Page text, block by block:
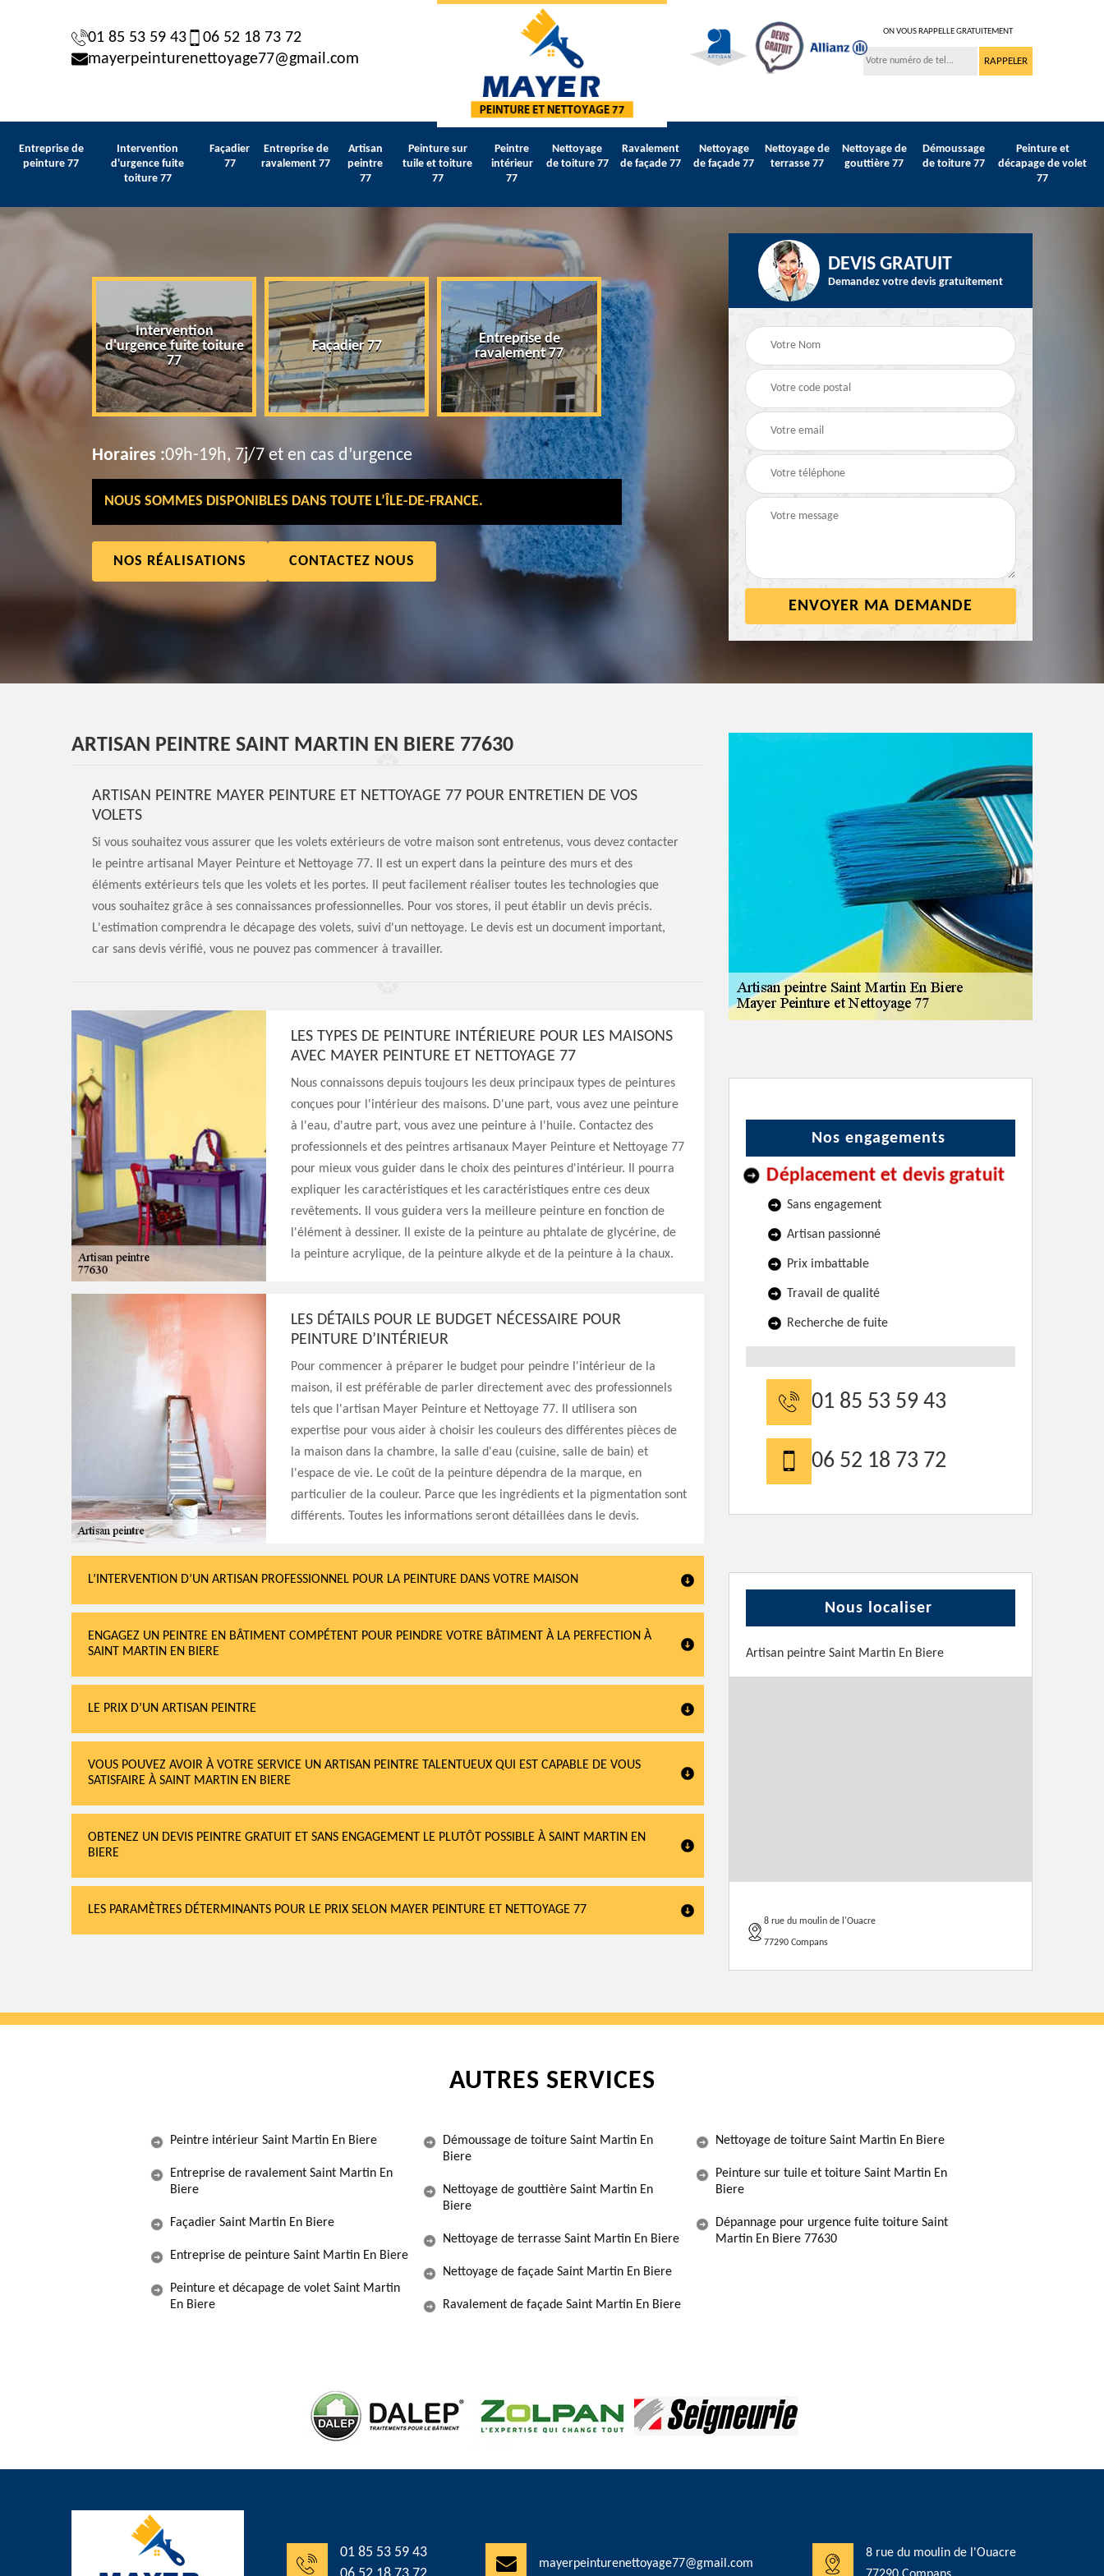
01 85 53 59 43
06 52 18 73 72
mayerpeinturenettoyage77@gmail.com
ON VOUS RAPPELLE GRATUITEMENT
Entreprise de
peinture 77
Intervention
d'urgence fuite
toiture 77
Façadier
77
Entreprise de
ravalement 77
Artisan
peintre
77
Peinture sur
tuile et toiture
77
Peintre
intérieur
77
Nettoyage
de toiture 77
Ravalement
de façade 77
Nettoyage
de façade 77
Nettoyage de
terrasse 77
Nettoyage de
gouttière 77
Démoussage
de toiture 77
Peinture et
décapage de volet
77
peinture
Intervention
d'urgence fuite toiture
77
Façadier 77
Entreprise de
ravalement 77
Artisan peintre 77
Peinture sur tuile et
Peintre intérieur 77
Horaires :09h-19h, 7j/7 et en cas d’urgence
NOUS SOMMES DISPONIBLES DANS TOUTE L’ÎLE-DE-FRANCE.
NOS RÉALISATIONS CONTACTEZ NOUS
DEVIS GRATUIT
Demandez votre devis gratuitement
ARTISAN PEINTRE SAINT MARTIN EN BIERE 77630
ARTISAN PEINTRE MAYER PEINTURE ET NETTOYAGE 77 POUR ENTRETIEN DE VOS
VOLETS
Si vous souhaitez vous assurer que les volets extérieurs de votre maison sont entretenus, vous devez contacter
le peintre artisanal Mayer Peinture et Nettoyage 77. Il est un expert dans la peinture des murs et des
éléments extérieurs tels que les volets et les portes. Il peut facilement réaliser toutes les technologies que
vous souhaitez grâce à ses connaissances professionnelles. Pour vos stores, il peut établir un devis précis.
L'estimation comprendra le décapage des volets, suivi d'un nettoyage. Le devis est un document important,
car sans devis vérifié, vous ne pouvez pas commencer à travailler.
LES TYPES DE PEINTURE INTÉRIEURE POUR LES MAISONS
AVEC MAYER PEINTURE ET NETTOYAGE 77
Nous connaissons depuis toujours les deux principaux types de peintures
conçues pour l'intérieur des maisons. D'une part, vous avez une peinture
à l'eau, d'autre part, vous avez une peinture à l'huile. Contactez des
professionnels et des peintres artisanaux Mayer Peinture et Nettoyage 77
pour mieux vous guider dans le choix des peintures d'intérieur. Il pourra
expliquer les caractéristiques et les caractéristiques entre ces deux
revêtements. Il vous guidera vers la meilleure peinture en fonction de
l'élément à dessiner. Il existe de la peinture au phtalate de glycérine, de
la peinture acrylique, de la peinture alkyde et de la peinture à la chaux.
LES DÉTAILS POUR LE BUDGET NÉCESSAIRE POUR
PEINTURE D’INTÉRIEUR
Pour commencer à préparer le budget pour peindre l'intérieur de la
maison, il est préférable de parler directement avec des professionnels
tels que l'artisan Mayer Peinture et Nettoyage 77. Il utilisera son
expertise pour vous aider à choisir les couleurs des différentes pièces de
la maison dans la chambre, la salle d'eau (cuisine, salle de bain) et
l'espace de vie. Le coût de la peinture dépendra de la marque, en
particulier de la couleur. Parce que les ingrédients et la pigmentation sont
différents. Toutes les informations seront détaillées dans le devis.
L’INTERVENTION D’UN ARTISAN PROFESSIONNEL POUR LA PEINTURE DANS VOTRE MAISON
ENGAGEZ UN PEINTRE EN BÂTIMENT COMPÉTENT POUR PEINDRE VOTRE BÂTIMENT À LA PERFECTION À
SAINT MARTIN EN BIERE
LE PRIX D’UN ARTISAN PEINTRE
VOUS POUVEZ AVOIR À VOTRE SERVICE UN ARTISAN PEINTRE TALENTUEUX QUI EST CAPABLE DE VOUS
SATISFAIRE À SAINT MARTIN EN BIERE
OBTENEZ UN DEVIS PEINTRE GRATUIT ET SANS ENGAGEMENT LE PLUTÔT POSSIBLE À SAINT MARTIN EN
BIERE
LES PARAMÈTRES DÉTERMINANTS POUR LE PRIX SELON MAYER PEINTURE ET NETTOYAGE 77
Nos engagements
Déplacement et devis gratuit
Sans engagement
Artisan passionné
Prix imbattable
Travail de qualité
Recherche de fuite
01 85 53 59 43
06 52 18 73 72
Nous localiser
Artisan peintre Saint Martin En Biere
8 rue du moulin de l'Ouacre
77290 Compans
AUTRES SERVICES
Peintre intérieur Saint Martin En Biere
Entreprise de ravalement Saint Martin En
Biere
Façadier Saint Martin En Biere
Entreprise de peinture Saint Martin En Biere
Peinture et décapage de volet Saint Martin
En Biere
Démoussage de toiture Saint Martin En
Biere
Nettoyage de gouttière Saint Martin En
Biere
Nettoyage de terrasse Saint Martin En Biere
Nettoyage de façade Saint Martin En Biere
Ravalement de façade Saint Martin En Biere
Nettoyage de toiture Saint Martin En Biere
Peinture sur tuile et toiture Saint Martin En
Biere
Dépannage pour urgence fuite toiture Saint
Martin En Biere 77630
01 85 53 59 43
mayerpeinturenettoyage77@gmail.com
8 rue du moulin de l'Ouacre